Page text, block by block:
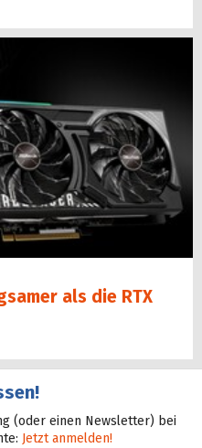
als die RTX
(oder einen Newsletter) bei
Jetzt anmelden!